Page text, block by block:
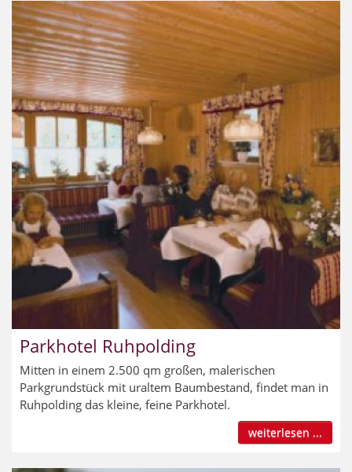
Parkhotel Ruhpolding
Mitten in einem 2.500 qm großen, malerischen
Parkgrundstück mit uraltem Baumbestand, findet man in
Ruhpolding das kleine, feine Parkhotel.
weiterlesen ...